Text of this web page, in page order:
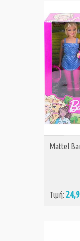
Mattel
Τιμή: